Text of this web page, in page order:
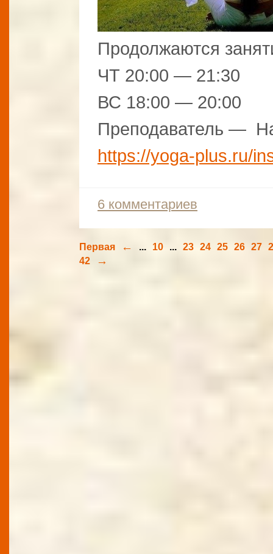
Продолжаются
ЧТ 20:00 — 21:30
ВС 18:00 — 20:00
Преподаватель —
https://yoga-plus.ru/
6 комментариев
Первая ← ... 10 ... 23 24 25 26 27
42
→